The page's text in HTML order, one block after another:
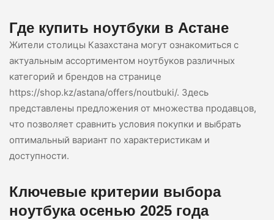
Где купить ноутбуки в Астане
Жители столицы Казахстана могут ознакомиться с
актуальным ассортиментом ноутбуков различных
категорий и брендов на странице
https://shop.kz/astana/offers/noutbuki/. Здесь
представлены предложения от множества продавцов,
что позволяет сравнить условия покупки и выбрать
оптимальный вариант по характеристикам и
доступности.
Ключевые критерии выбора
ноутбука осенью 2025 года